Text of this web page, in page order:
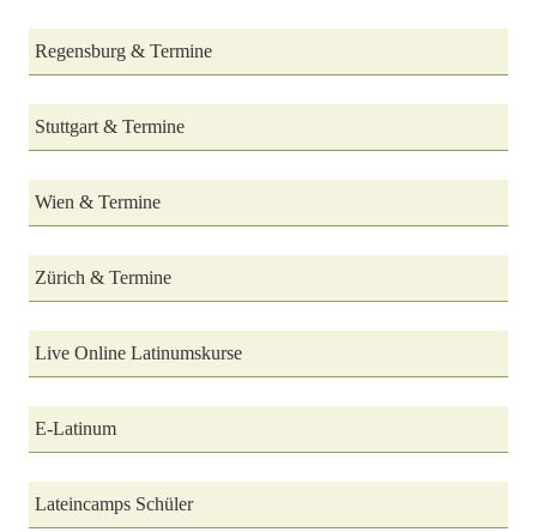
Regensburg & Termine
Stuttgart & Termine
Wien & Termine
Zürich & Termine
Live Online Latinumskurse
E-Latinum
Lateincamps Schüler